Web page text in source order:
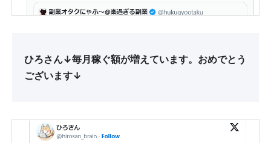
ひろさん↓毎月稼ぐ額が増えています。おめでとう
ございます↓